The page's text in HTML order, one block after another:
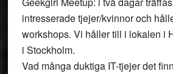
intresserade tjejer/kvinnor och
workshops. Vi håller till i lokalen i
i Stockholm.
Vad många duktiga IT-tjejer det